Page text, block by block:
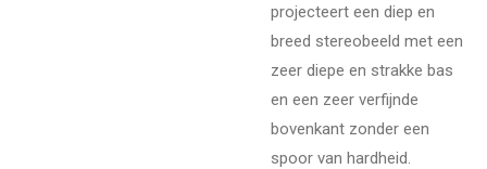
projecteert een diep en
breed stereobeeld met een
zeer diepe en strakke bas
en een zeer verfijnde
bovenkant zonder een
spoor van hardheid.